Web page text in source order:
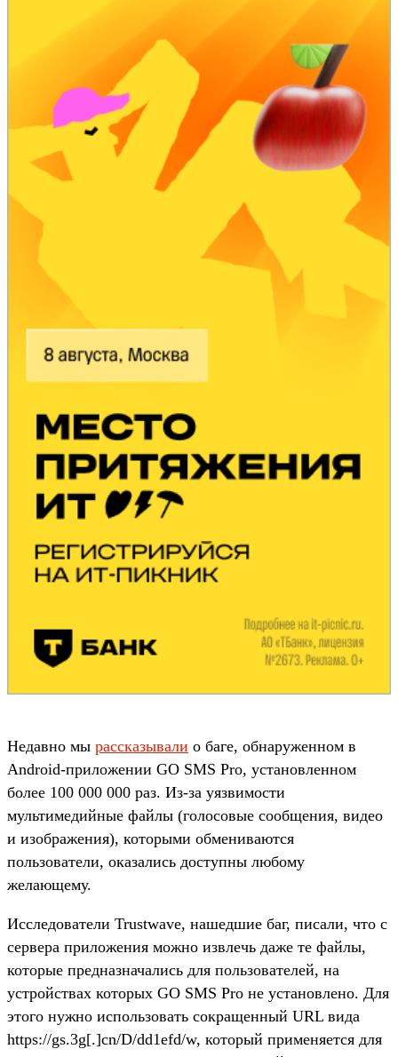
Недавно мы рассказывали о баге, обнаруженном в
Android-приложении GO SMS Pro, установленном
более 100 000 000 раз. Из-за уязвимости
мультимедийные файлы (голосовые сообщения, видео
и изображения), которыми обмениваются
пользователи, оказались доступны любому
желающему.
Исследователи Trustwave, нашедшие баг, писали, что с
сервера приложения можно извлечь даже те файлы,
которые предназначались для пользователей, на
устройствах которых GO SMS Pro не установлено. Для
этого нужно использовать сокращенный URL вида
https://gs.3g[.]cn/D/dd1efd/w, который применяется для